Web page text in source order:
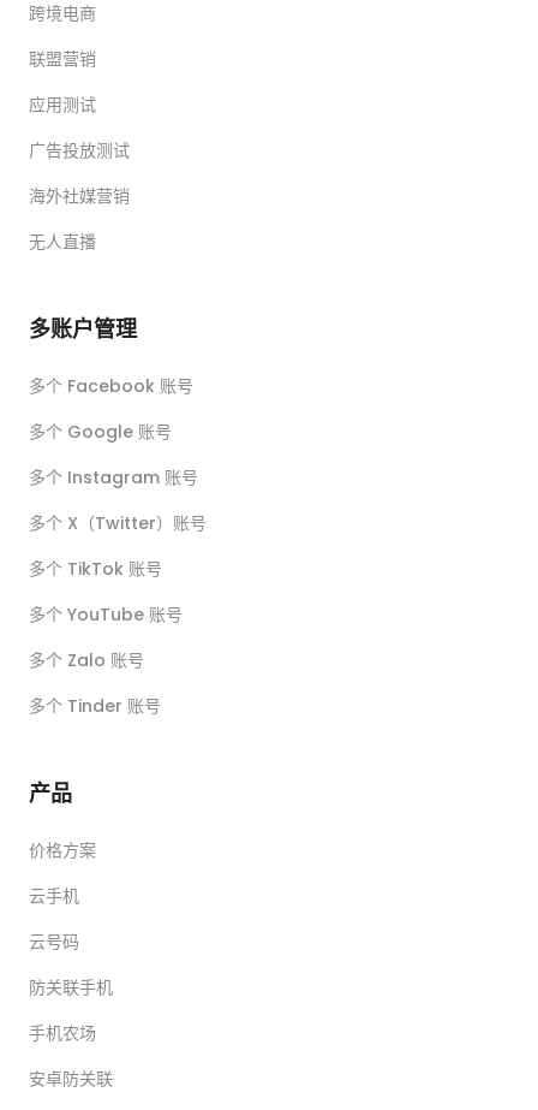
跨境电商
联盟营销
应用测试
广告投放测试
海外社媒营销
无人直播
多账户管理
多个 Facebook 账号
多个 Google 账号
多个 Instagram 账号
多个 X（Twitter）账号
多个 TikTok 账号
多个 YouTube 账号
多个 Zalo 账号
多个 Tinder 账号
产品
价格方案
云手机
云号码
防关联手机
手机农场
安卓防关联